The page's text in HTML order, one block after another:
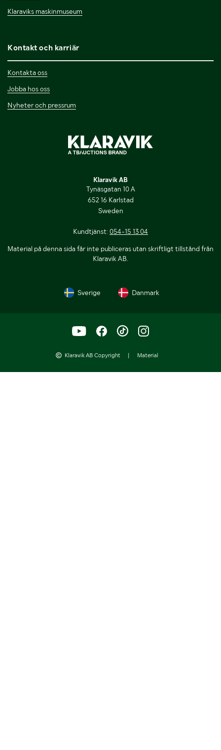
Klaraviks maskinmuseum
Kontakt och karriär
Kontakta oss
Jobba hos oss
Nyheter och pressrum
Klaravik AB
Tynäsgatan 10 A
652 16 Karlstad
Sweden
Kundtjänst: 054-15 13 04
Material på denna sida får inte publiceras utan skriftligt tillstånd från
Klaravik AB.
Sverige Danmark
Klaravik AB Copyright | Material